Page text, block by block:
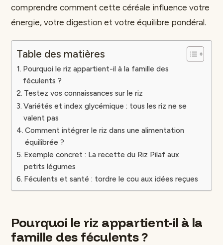
comprendre comment cette céréale influence votre
énergie, votre digestion et votre équilibre pondéral.
Table des matières
Pourquoi le riz appartient-il à la famille des
féculents ?
Testez vos connaissances sur le riz
Variétés et index glycémique : tous les riz ne se
valent pas
Comment intégrer le riz dans une alimentation
équilibrée ?
Exemple concret : La recette du Riz Pilaf aux
petits légumes
Féculents et santé : tordre le cou aux idées reçues
Pourquoi le riz appartient-il à la
famille des féculents ?